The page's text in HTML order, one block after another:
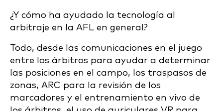
¿Y cómo ha ayudado la tecnología al
arbitraje en la AFL en general?
Todo, desde las comunicaciones en el juego
entre los árbitros para ayudar a determinar
las posiciones en el campo, los traspasos de
zonas, ARC para la revisión de los
marcadores y el entrenamiento en vivo de